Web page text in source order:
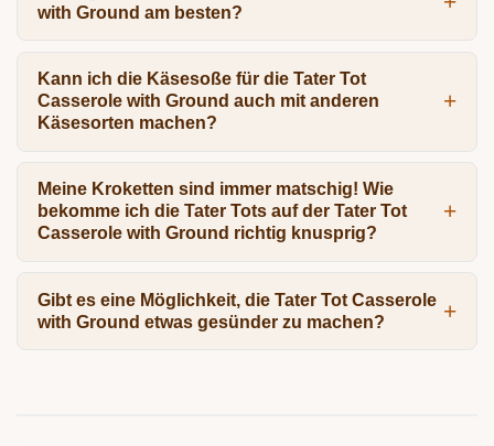
with Ground am besten?
Kann ich die Käsesoße für die Tater Tot
Casserole with Ground auch mit anderen
Käsesorten machen?
Meine Kroketten sind immer matschig! Wie
bekomme ich die Tater Tots auf der Tater Tot
Casserole with Ground richtig knusprig?
Gibt es eine Möglichkeit, die Tater Tot Casserole
with Ground etwas gesünder zu machen?